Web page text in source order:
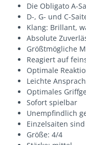
Die Obligato A-
D-, G- und C-
Klang: Brillant,
Absolute
Größtmögliche
Reagiert auf
Optimale
Leichte
Optimales
Sofort spielbar
Unempfindlich
Einzelsaiten
Größe: 4/4